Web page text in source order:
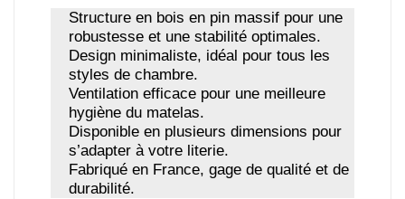
Structure en bois en pin massif pour une
robustesse et une stabilité optimales.
Design minimaliste, idéal pour tous les
styles de chambre.
Ventilation efficace pour une meilleure
hygiène du matelas.
Disponible en plusieurs dimensions pour
s’adapter à votre literie.
Fabriqué en France, gage de qualité et de
durabilité.